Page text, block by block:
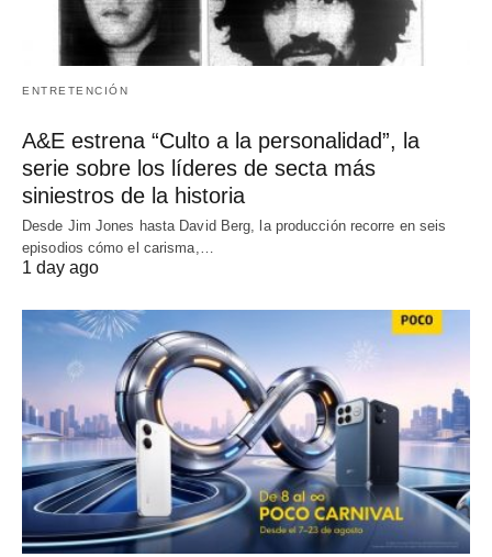
ENTRETENCIÓN
A&E estrena “Culto a la personalidad”, la
serie sobre los líderes de secta más
siniestros de la historia
Desde Jim Jones hasta David Berg, la producción recorre en seis
episodios cómo el carisma,…
1 day ago